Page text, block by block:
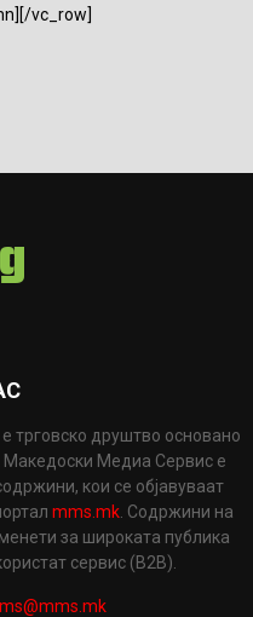
vc_row]
друштво основано
Македоски Медиа Сервис е
кои се објавуваат
mms.mk . Содржини на
за широката публика
сервис (B2B).